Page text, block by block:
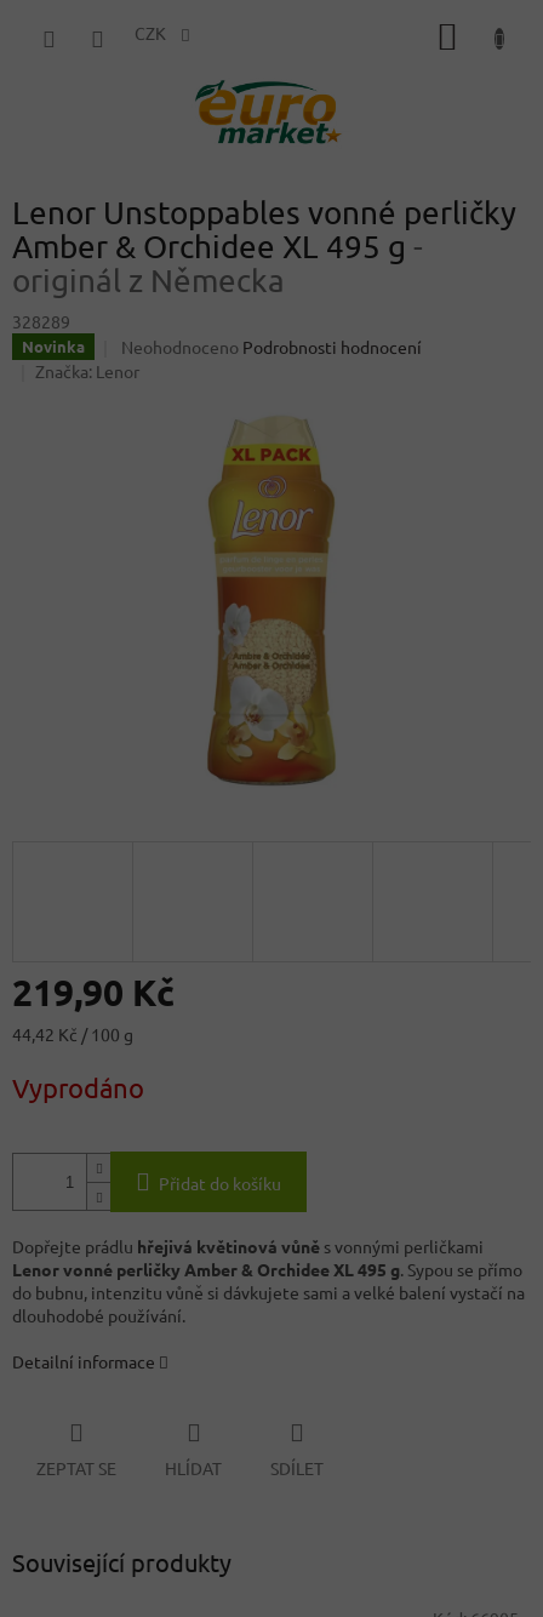
CZK
Lenor Unstoppables vonné perličky
Amber & Orchidee XL 495 g -
originál z Německa
328289
Novinka
Průměrné
hodnocení
Neohodnoceno Podrobnosti hodnocení
Značka: Lenor
219,90 Kč
Měrná
44,42 Kč / 100 g
Vyprodáno
Přidat do košíku
Dopřejte prádlu hřejivá květinová vůně s vonnými perličkami
Lenor vonné perličky Amber & Orchidee XL 495 g. Sypou se přímo
do bubnu, intenzitu vůně si dávkujete sami a velké balení vystačí na
dlouhodobé používání.
Detailní informace
ZEPTAT SE HLÍDAT SDÍLET
Související produkty